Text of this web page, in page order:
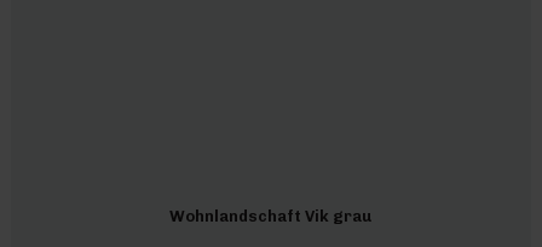
Wohnlandschaft Vik grau